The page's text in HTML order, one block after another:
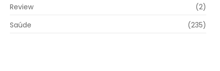
Review
(2)
Saúde
(235)